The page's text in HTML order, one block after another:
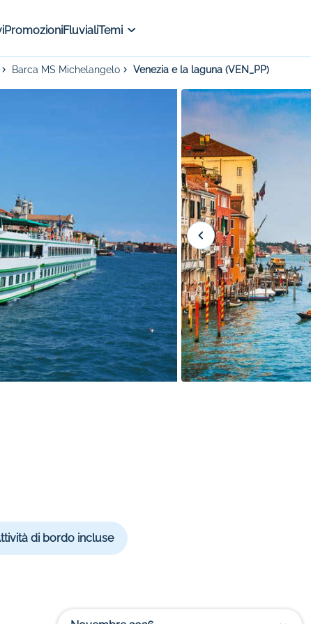
PromozioniFluvialiTemi
Barca MS Michelangelo Venezia e la laguna (VEN_PP)
di bordo incluse